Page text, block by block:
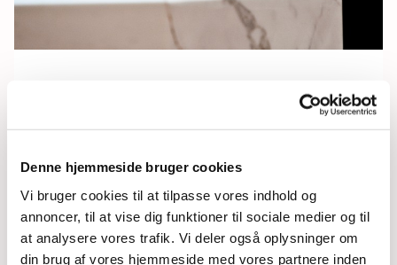
Denne hjemmeside bruger cookies
Vi bruger cookies til at tilpasse vores indhold og
annoncer, til at vise dig funktioner til sociale medier og til
at analysere vores trafik. Vi deler også oplysninger om
din brug af vores hjemmeside med vores partnere inden
Søndag 27. september 2026, kl.
10:00
Sædden Kirke